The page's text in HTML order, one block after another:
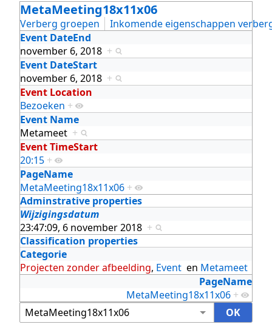
MetaMeeting18x11x06
Verberg groepen
Inkomende eigenschappen
Event DateEnd
november 6, 2018 +
Event DateStart
november 6, 2018 +
Event Location
Bezoeken +
Event Name
Metameet +
Event TimeStart
20:15 +
PageName
MetaMeeting18x11x06 +
Adminstrative properties
Wijzigingsdatum
23:47:09, 6 november 2018 +
Classification properties
Categorie
Projecten zonder afbeelding, Event en Metameet
PageName
MetaMeeting18x11x06 +